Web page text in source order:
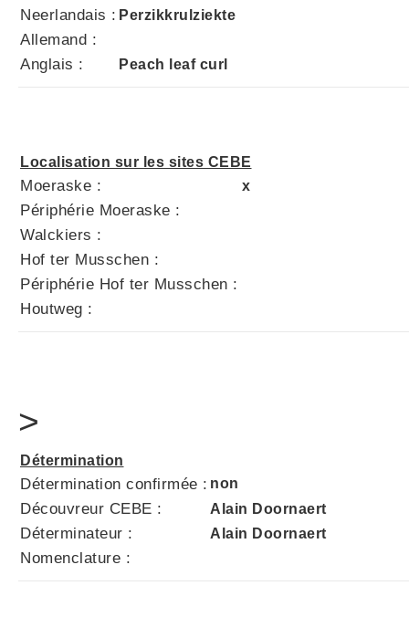
Neerlandais : Perzikkrulziekte
Allemand :
Anglais :
Peach leaf curl
Localisation sur les sites CEBE
Moeraske : x
Périphérie Moeraske :
Walckiers :
Hof ter Musschen :
Périphérie Hof ter Musschen :
Houtweg :
>
Détermination
Détermination confirmée : non
Découvreur CEBE : Alain Doornaert
Déterminateur : Alain Doornaert
Nomenclature :